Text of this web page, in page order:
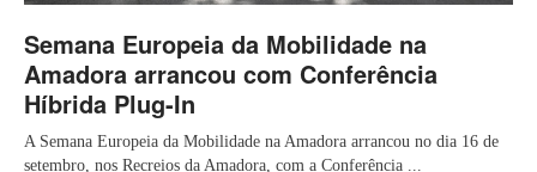
Semana Europeia da Mobilidade na
Amadora arrancou com Conferência
Híbrida Plug-In
A Semana Europeia da Mobilidade na Amadora arrancou no dia 16 de
setembro, nos Recreios da Amadora, com a Conferência ...